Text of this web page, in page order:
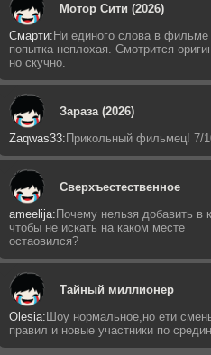
Мотор Сити (2026)
Смарти: Ни единого слова в фильме
попытка неплохая. Смотрится
но скучно.
Зараза (2026)
Zaqwas33: Прикольный фильмец! 7/
Сверхъестественное
ameelija: Почему нельзя добавить в
чтобы не искать на каком месте
остаовился?
Тайный миллионер
Olesia: Шоу нормальное,но ети
правил и новые участники по